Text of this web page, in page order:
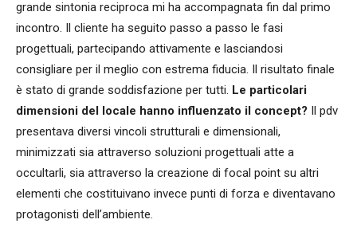
grande sintonia reciproca mi ha accompagnata fin dal primo
incontro. Il cliente ha seguito passo a passo le fasi
progettuali, partecipando attivamente e lasciandosi
consigliare per il meglio con estrema fiducia. Il risultato finale
è stato di grande soddisfazione per tutti. Le particolari
dimensioni del locale hanno influenzato il concept? Il pdv
presentava diversi vincoli strutturali e dimensionali,
minimizzati sia attraverso soluzioni progettuali atte a
occultarli, sia attraverso la creazione di focal point su altri
elementi che costituivano invece punti di forza e diventavano
protagonisti dell’ambiente.